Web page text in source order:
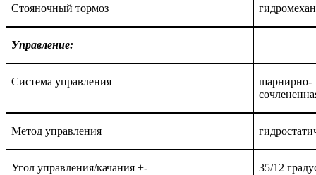
Стояночный тормоз
Управление:
Система управления
шарнирно-
Метод управления
Угол управления/качания +- 35/12